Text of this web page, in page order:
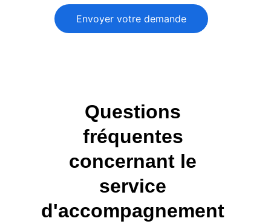
Envoyer votre demande
Questions
fréquentes
concernant le
service
d'accompagnement